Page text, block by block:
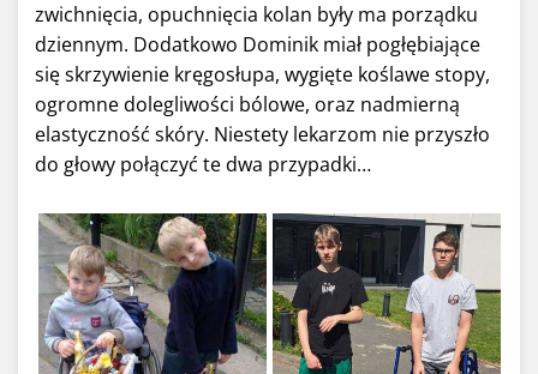
zwichnięcia, opuchnięcia kolan były ma porządku
dziennym. Dodatkowo Dominik miał pogłębiające
się skrzywienie kręgosłupa, wygięte koślawe stopy,
ogromne dolegliwości bólowe, oraz nadmierną
elastyczność skóry. Niestety lekarzom nie przyszło
do głowy połączyć te dwa przypadki…